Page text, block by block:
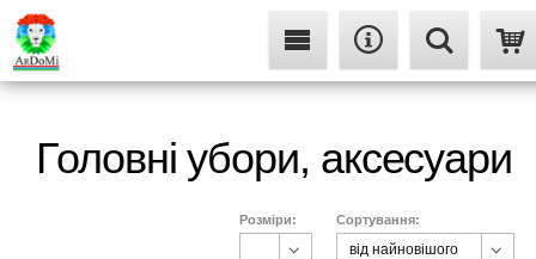
Головні убори, аксесуари
Розміри: Сортування:
від найновішого